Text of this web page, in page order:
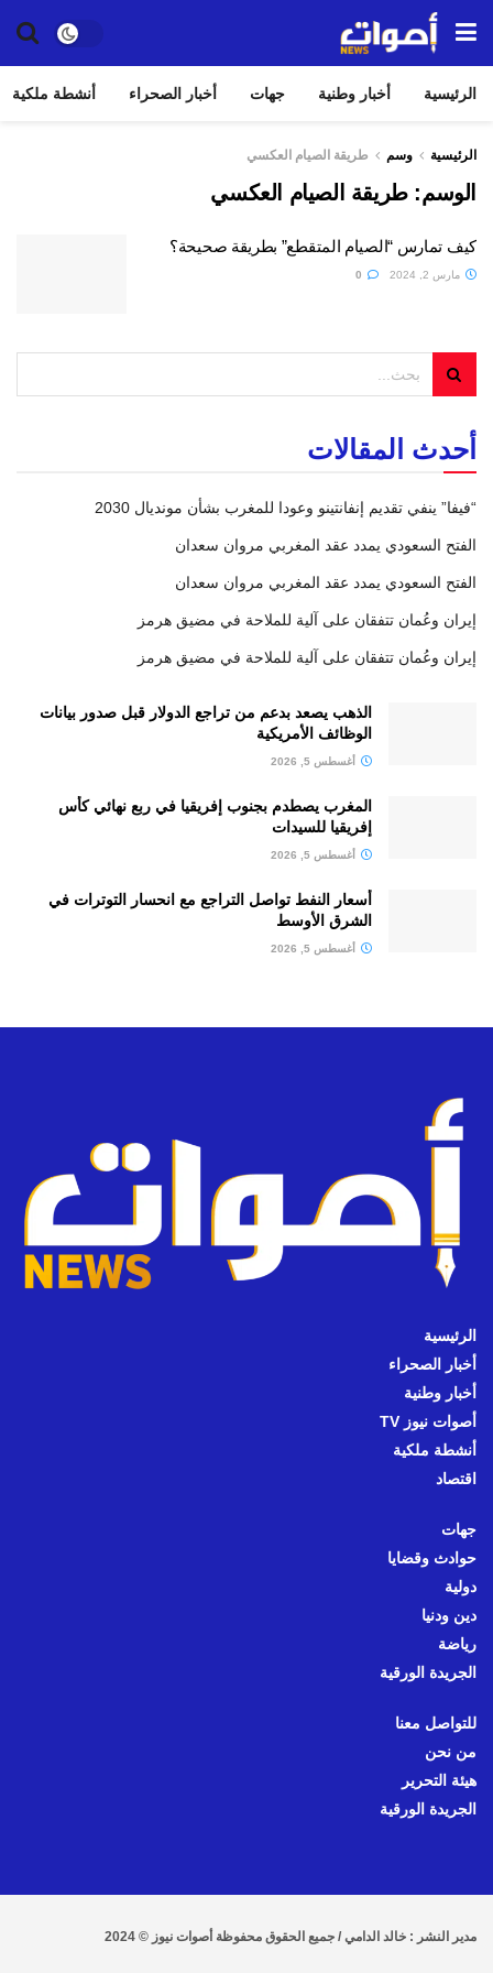
الرئيسية أخبار وطنية جهات أخبار الصحراء أنشطة ملكية
الرئيسية وسم طريقة الصيام العكسي
الوسم:طريقة الصيام العكسي
كيف تمارس “الصيام المتقطع” بطريقة صحيحة؟
مارس 2, 2024
أحدث المقالات
“فيفا” ينفي تقديم إنفانتينو وعودا للمغرب بشأن مونديال 2030
الفتح السعودي يمدد عقد المغربي مروان سعدان
الفتح السعودي يمدد عقد المغربي مروان سعدان
إيران وعُمان تتفقان على آلية للملاحة في مضيق هرمز
إيران وعُمان تتفقان على آلية للملاحة في مضيق هرمز
الذهب يصعد بدعم من تراجع الدولار قبل صدور بيانات
الوظائف الأمريكية
أغسطس 5, 2026
المغرب يصطدم بجنوب إفريقيا في ربع نهائي كأس
إفريقيا للسيدات
أغسطس 5, 2026
أسعار النفط تواصل التراجع مع انحسار التوترات في
الشرق الأوسط
أغسطس 5, 2026
الرئيسية
أخبار الصحراء
أخبار وطنية
أصوات نيوز TV
أنشطة ملكية
اقتصاد
جهات
حوادث وقضايا
دولية
دين ودنيا
رياضة
الجريدة الورقية
للتواصل معنا
من نحن
هيئة التحرير
الجريدة الورقية
مدير النشر : خالد الدامي / جميع الحقوق محفوظة أصوات نيوز © 2024